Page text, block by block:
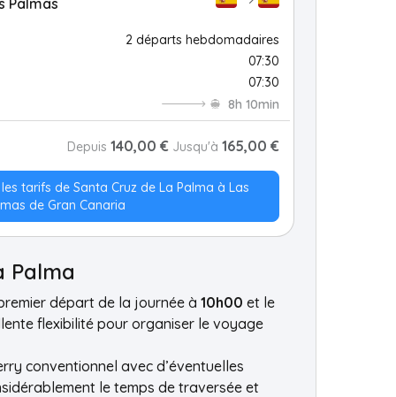
2 départs hebdomadaires
07:30
07:30
8h 10min
Depuis 140,00 € Jusqu'à 165,00 €
tarifs de Santa Cruz de La Palma à Las
de Gran Canaria
Palma
départ de la journée à 10h00 et le
flexibilité pour organiser le voyage
conventionnel avec d’éventuelles
le temps de traversée et